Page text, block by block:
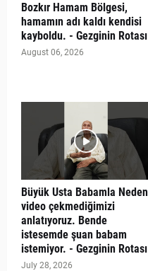
Bozkır Hamam Bölgesi,
hamamın adı kaldı kendisi
kayboldu. - Gezginin Rotası
August 06, 2026
Büyük Usta Babamla Neden
video çekmediğimizi
anlatıyoruz. Bende
istesemde şuan babam
istemiyor. - Gezginin Rotası
July 28, 2026